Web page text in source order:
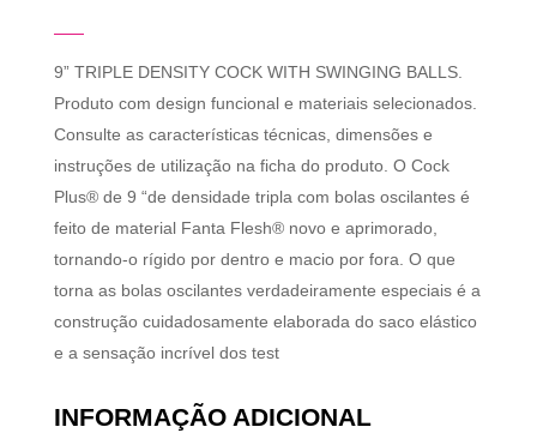
9” TRIPLE DENSITY COCK WITH SWINGING BALLS.
Produto com design funcional e materiais selecionados.
Consulte as características técnicas, dimensões e
instruções de utilização na ficha do produto. O Cock
Plus® de 9 “de densidade tripla com bolas oscilantes é
feito de material Fanta Flesh® novo e aprimorado,
tornando-o rígido por dentro e macio por fora. O que
torna as bolas oscilantes verdadeiramente especiais é a
construção cuidadosamente elaborada do saco elástico
e a sensação incrível dos test
INFORMAÇÃO ADICIONAL